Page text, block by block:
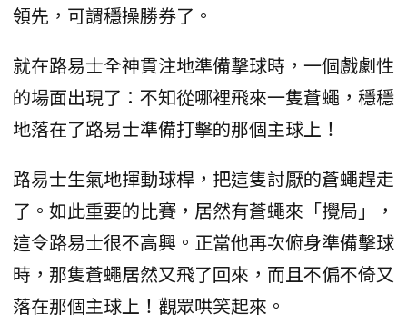
領先，可謂穩操勝券了。
就在路易士全神貫注地準備擊球時，一個戲劇性
的場面出現了：不知從哪裡飛來一隻蒼蠅，穩穩
地落在了路易士準備打擊的那個主球上！
路易士生氣地揮動球桿，把這隻討厭的蒼蠅趕走
了。如此重要的比賽，居然有蒼蠅來「攪局」，
這令路易士很不高興。正當他再次俯身準備擊球
時，那隻蒼蠅居然又飛了回來，而且不偏不倚又
落在那個主球上！觀眾哄笑起來。